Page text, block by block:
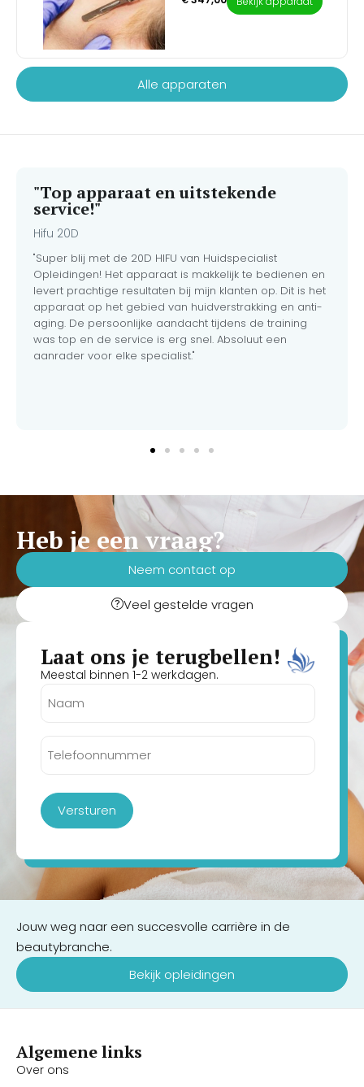
sluizen, activeer je een
en rimpels effectief
gladstrijkt.
professionele voor- en
veeleisende huidspecialist
die behandelingen naar een
medisch niveau wil tillen..
zijdezachte huid. Geef jouw
exfoliatiebehandeling van dit
moment. Met dit ultra-
complete Dermaplaning
hygiëneproducten om direct
Alle apparaten
"Top apparaat en uitstekende
service!"
Hifu 20D
"Super blij met de 20D HIFU van Huidspecialist
Opleidingen! Het apparaat is makkelijk te bedienen en
levert prachtige resultaten bij mijn klanten op. Dit is het
apparaat op het gebied van huidverstrakking en anti-
aging. De persoonlijke aandacht tijdens de training
was top en de service is erg snel. Absoluut een
aanrader voor elke specialist."
Heb je een vraag?
Neem contact op
Veel gestelde vragen
Laat ons je terugbellen!
Meestal binnen 1-2 werkdagen.
Versturen
Jouw weg naar een succesvolle carrière in de
beautybranche.
Bekijk opleidingen
Algemene links
Over ons